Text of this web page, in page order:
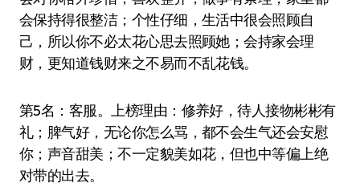
会保持得很整洁；个性仔细，生活中很会照顾自
己，所以你不必太花心思去照顾她；会持家会理
财，更知道钱财来之不易而不乱花钱。
第5名：客服。上榜理由：修养好，待人接物彬彬有
礼；脾气好，无论你怎么骂，都不会生气还会安慰
你；声音甜美；不一定貌美如花，但也中等偏上绝
对带的出去。